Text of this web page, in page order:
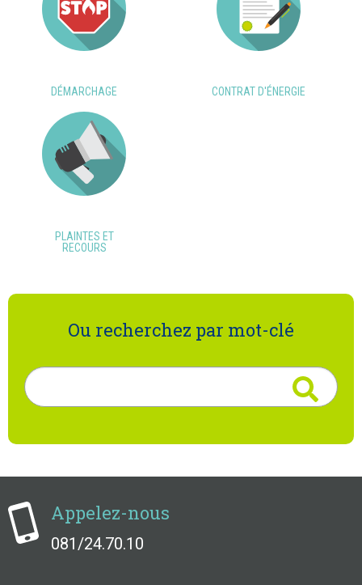
DÉMARCHAGE CONTRAT D'ÉNERGIE
PLAINTES ET
RECOURS
Ou recherchez par mot-clé
Rechercher
Appelez-nous
081/24.70.10